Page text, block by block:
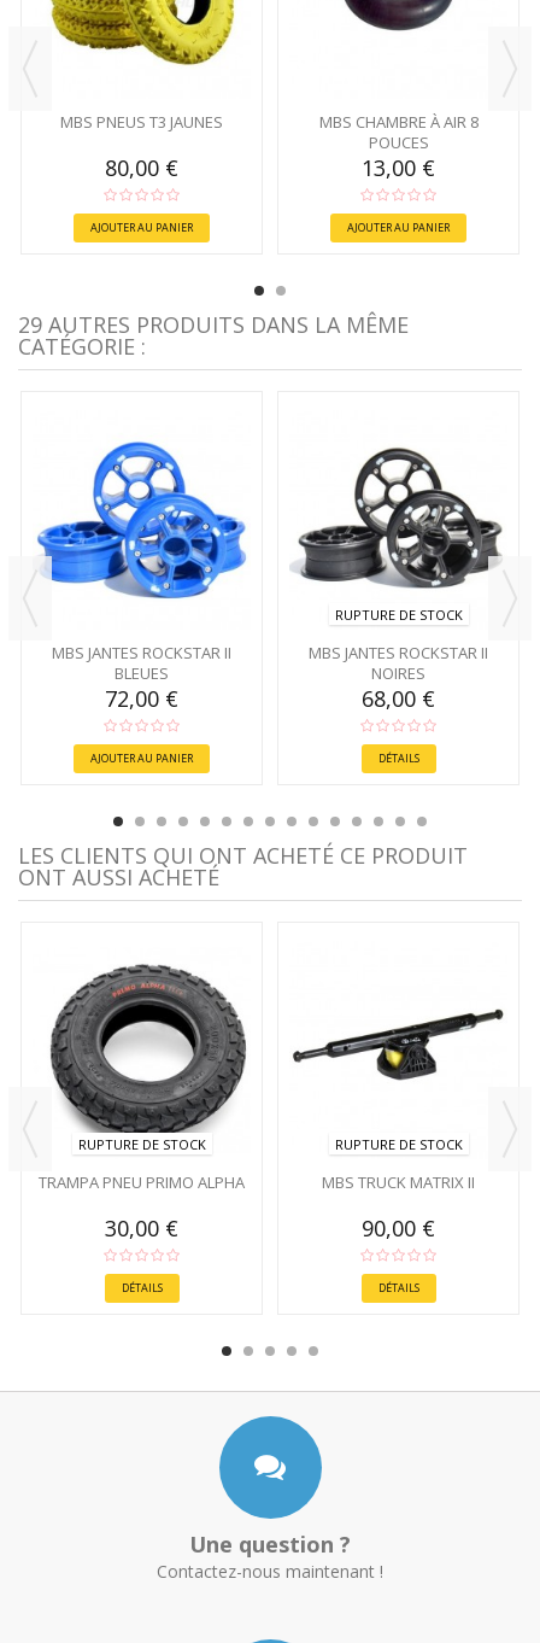
MBS PNEUS T3 JAUNES
80,00 €
AJOUTER AU PANIER
MBS CHAMBRE À AIR 8
POUCES
13,00 €
AJOUTER AU PANIER
29 AUTRES PRODUITS DANS LA MÊME
CATÉGORIE :
MBS JANTES ROCKSTAR II
BLEUES
72,00 €
AJOUTER AU PANIER
RUPTURE DE STOCK
MBS JANTES ROCKSTAR II
NOIRES
68,00 €
DÉTAILS
LES CLIENTS QUI ONT ACHETÉ CE PRODUIT
ONT AUSSI ACHETÉ
RUPTURE DE STOCK
TRAMPA PNEU PRIMO ALPHA
30,00 €
DÉTAILS
RUPTURE DE STOCK
MBS TRUCK MATRIX II
90,00 €
DÉTAILS
Une question ?
Contactez-nous maintenant !